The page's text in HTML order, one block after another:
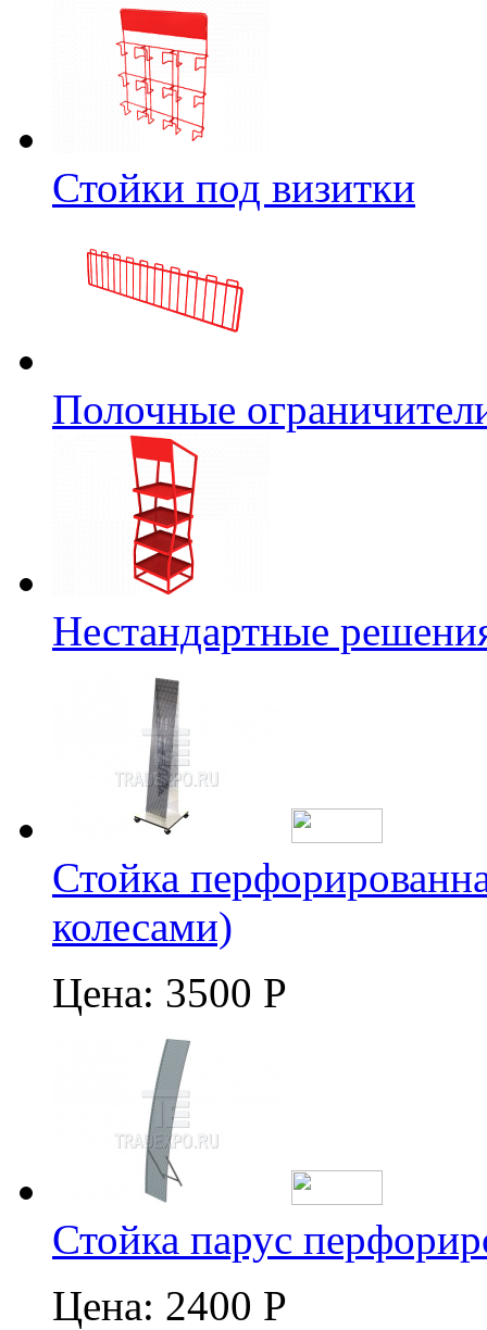
Стойки под визитки
Полочные
Нестандартные
Стойка
колесами)
Цена: 3500 Р
Стойка парус
Цена: 2400 Р